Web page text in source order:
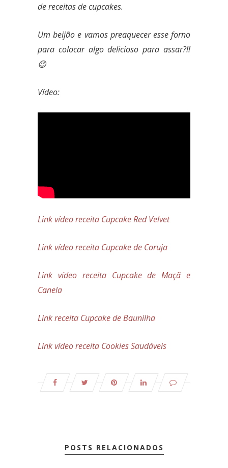
de receitas de cupcakes.
Um beijão e vamos preaquecer esse forno
para colocar algo delicioso para assar?!!
😉
Vídeo:
Link vídeo receita Cupcake Red Velvet
Link vídeo receita Cupcake de Coruja
Link vídeo receita Cupcake de Maçã e
Canela
Link receita Cupcake de Baunilha
Link vídeo receita Cookies Saudáveis
POSTS RELACIONADOS